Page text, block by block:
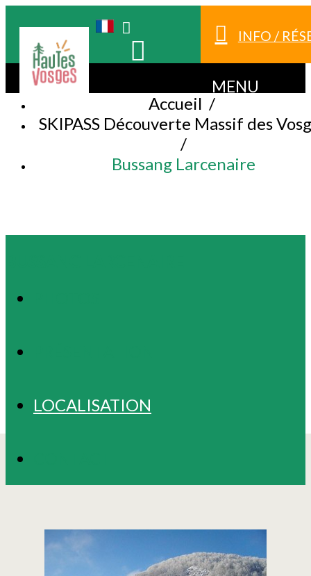
INFO /
MENU
Accueil /
SKIPASS Découverte Massif des
/
Bussang Larcenaire
LOCALISATION